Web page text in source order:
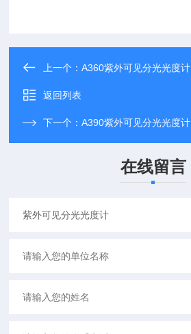
上一个：A360紫外可见分光光度计
返回列表
下一个：A390紫外可见分光光度计
在线留言